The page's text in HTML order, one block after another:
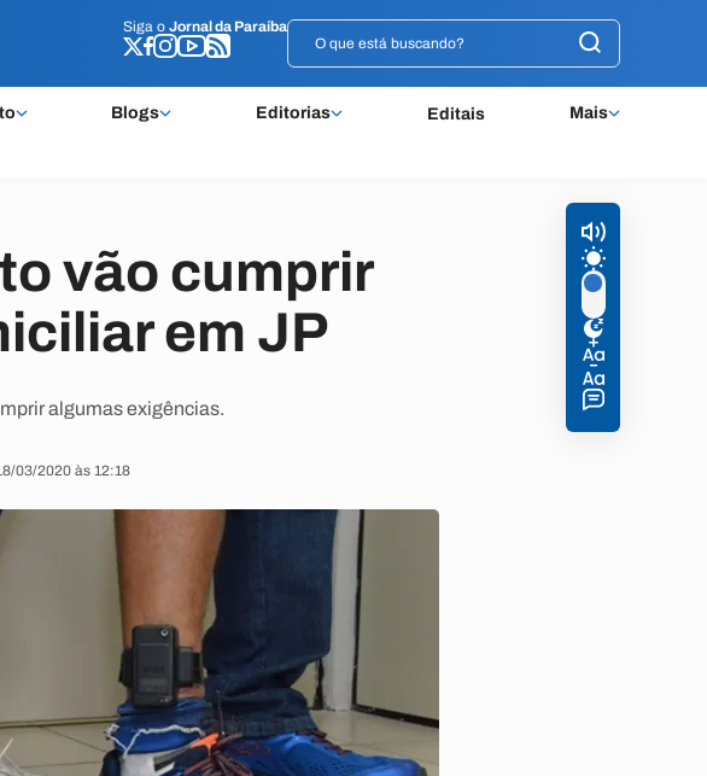
Siga o Jornal da Paraíba
Blogs Editorias Editais Mais
Siga o Jornal da Paraíba
vão cumprir
em JP
algumas exigências.
03/2020 às 12:18